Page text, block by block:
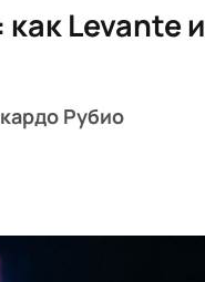
Рубио